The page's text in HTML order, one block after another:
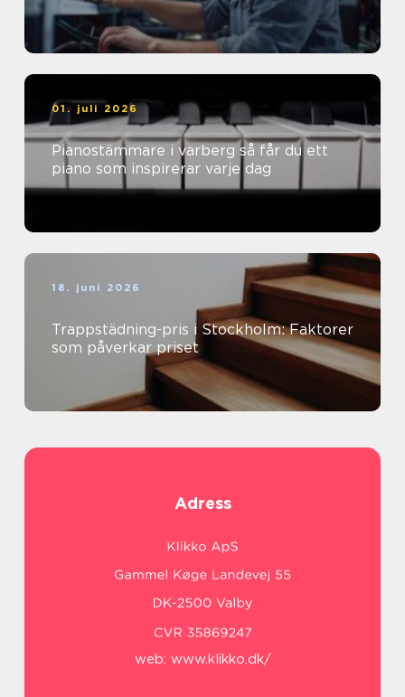
01. juli 2026
Pianostämmare i varberg så får du ett
piano som inspirerar varje dag
18. juni 2026
Trappstädning-pris i Stockholm: Faktorer
som påverkar priset
Adress
web: www.klikko.dk/